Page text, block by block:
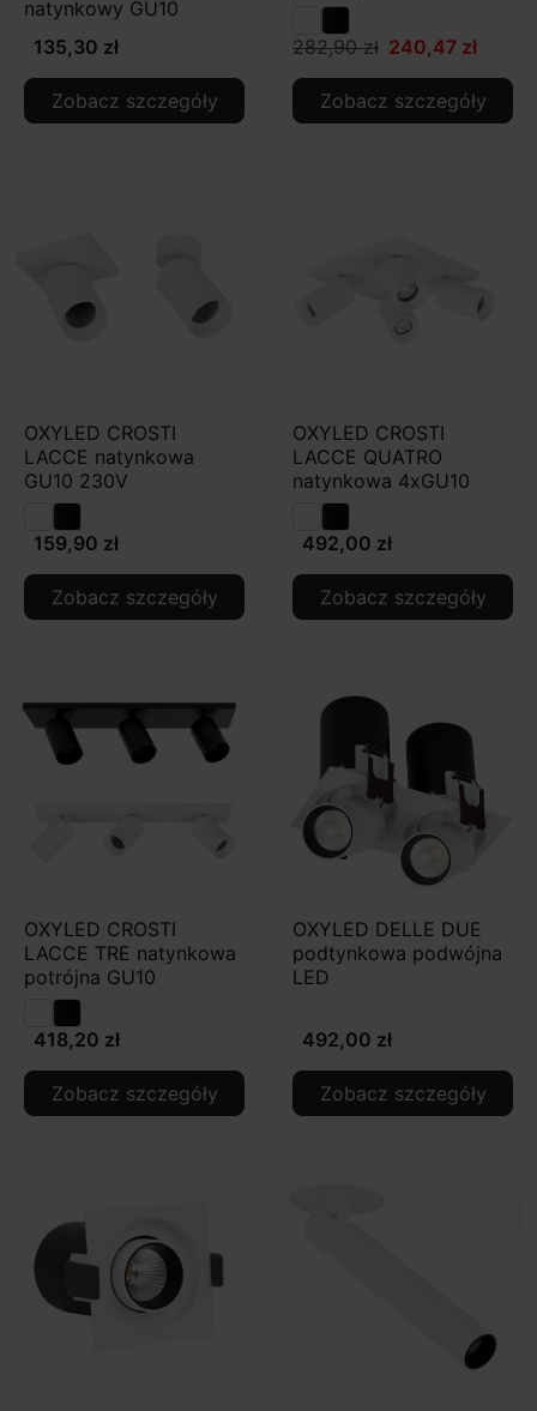
natynkowy GU10
135,30 zł
Zobacz szczegóły
282,90 zł 240,47 zł
Zobacz szczegóły
OXYLED CROSTI
LACCE natynkowa
GU10 230V
159,90 zł
Zobacz szczegóły
OXYLED CROSTI
LACCE QUATRO
natynkowa 4xGU10
492,00 zł
Zobacz szczegóły
OXYLED CROSTI
LACCE TRE natynkowa
potrójna GU10
418,20 zł
Zobacz szczegóły
OXYLED DELLE DUE
podtynkowa podwójna
LED
492,00 zł
Zobacz szczegóły